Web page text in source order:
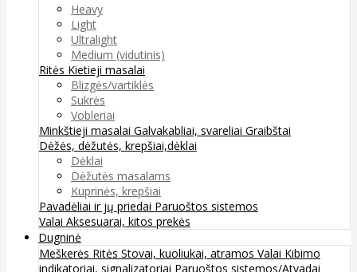
Heavy
Light
Ultralight
Medium (vidutinis)
Ritės Kietieji masalai
Blizgės/vartiklės
Sukrės
Vobleriai
Minkštieji masalai Galvakabliai, svareliai Graibštai
Dėžės, dėžutės, krepšiai,dėklai
Dėklai
Dėžutės masalams
Kuprinės, krepšiai
Pavadėliai ir jų priedai Paruoštos sistemos
Valai Aksesuarai, kitos prekės
Dugninė
Meškerės Ritės Stovai, kuoliukai, atramos Valai Kibimo
indikatoriai, signalizatoriai Paruoštos sistemos/Atvadai